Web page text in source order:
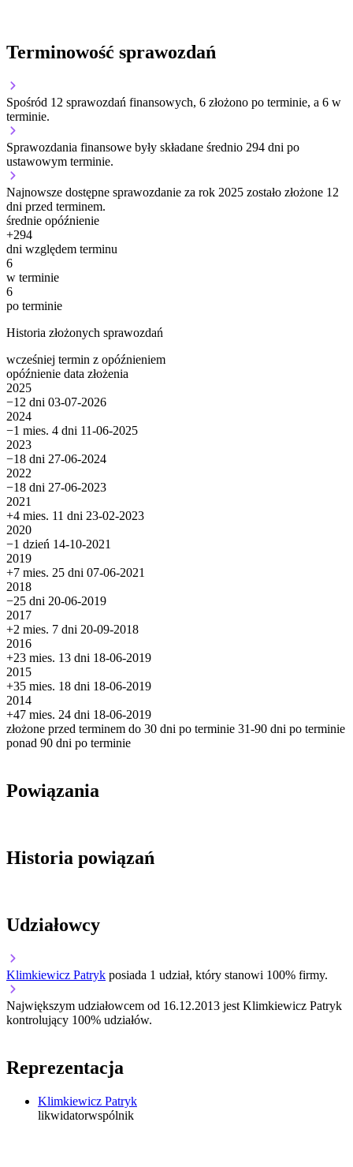
Terminowość sprawozdań
Spośród 12 sprawozdań finansowych, 6 złożono po terminie, a 6 w
terminie.
Sprawozdania finansowe były składane średnio 294 dni po
ustawowym terminie.
Najnowsze dostępne sprawozdanie za rok 2025 zostało złożone 12
dni przed terminem.
średnie opóźnienie
+294
dni względem terminu
6
w terminie
6
po terminie
Historia złożonych sprawozdań
wcześniej termin z opóźnieniem
opóźnienie data złożenia
2025
−12 dni 03-07-2026
2024
−1 mies. 4 dni 11-06-2025
2023
−18 dni 27-06-2024
2022
−18 dni 27-06-2023
2021
+4 mies. 11 dni 23-02-2023
2020
−1 dzień 14-10-2021
2019
+7 mies. 25 dni 07-06-2021
2018
−25 dni 20-06-2019
2017
+2 mies. 7 dni 20-09-2018
2016
+23 mies. 13 dni 18-06-2019
2015
+35 mies. 18 dni 18-06-2019
2014
+47 mies. 24 dni 18-06-2019
złożone przed terminem do 30 dni po terminie 31-90 dni po terminie
ponad 90 dni po terminie
Powiązania
Historia powiązań
Udziałowcy
Klimkiewicz Patryk posiada 1 udział, który stanowi 100% firmy.
Największym udziałowcem od 16.12.2013 jest Klimkiewicz Patryk
kontrolujący 100% udziałów.
Reprezentacja
Klimkiewicz Patryk
likwidatorwspólnik